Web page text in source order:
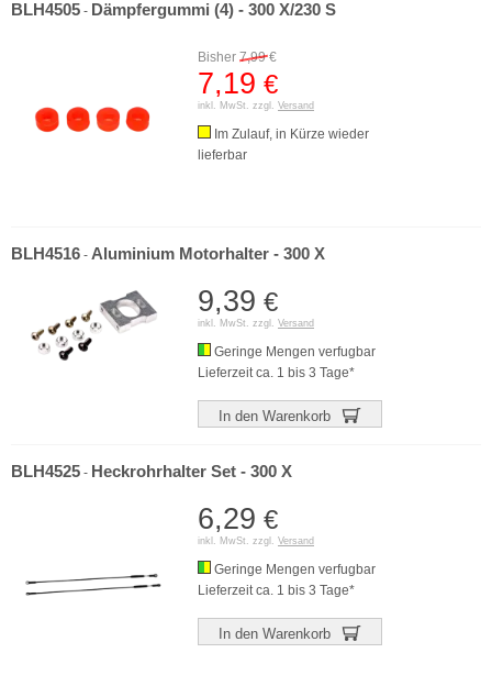
BLH4505 - Dämpfergummi (4) - 300 X/230 S
Bisher 7,99€
7,19 €
inkl. MwSt. zzgl. Versand
Im Zulauf, in Kürze wieder
lieferbar
BLH4516 - Aluminium Motorhalter - 300 X
9,39 €
inkl. MwSt. zzgl. Versand
Geringe Mengen verfugbar
Lieferzeit ca. 1 bis 3 Tage*
In den Warenkorb
BLH4525 - Heckrohrhalter Set - 300 X
6,29 €
inkl. MwSt. zzgl. Versand
Geringe Mengen verfugbar
Lieferzeit ca. 1 bis 3 Tage*
In den Warenkorb